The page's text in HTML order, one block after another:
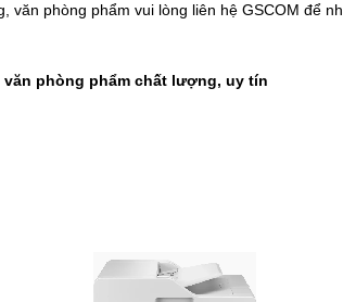
văn phòng phẩm vui lòng liên hệ GSCOM để
văn phòng phẩm chất lượng, uy tín